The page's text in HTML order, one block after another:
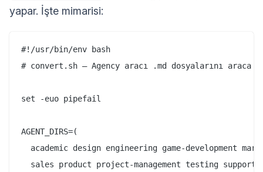
yapar. İşte mimarisi:
#!/usr/bin/env bash
# convert.sh — Agency aracı .md dosyalarını araca
set -euo pipefail
AGENT_DIRS=(
academic design engineering game-development
sales product project-management testing support